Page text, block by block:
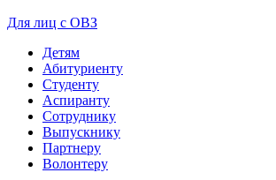
Для лиц с ОВЗ
Детям
Абитуриенту
Студенту
Аспиранту
Сотруднику
Выпускнику
Партнеру
Волонтеру